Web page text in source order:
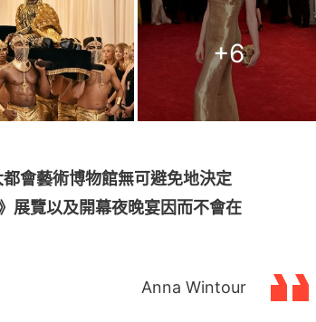
+6
會藝術博物館無可避免地決定
展覽以及開幕夜晚宴因而不會在
Anna Wintour